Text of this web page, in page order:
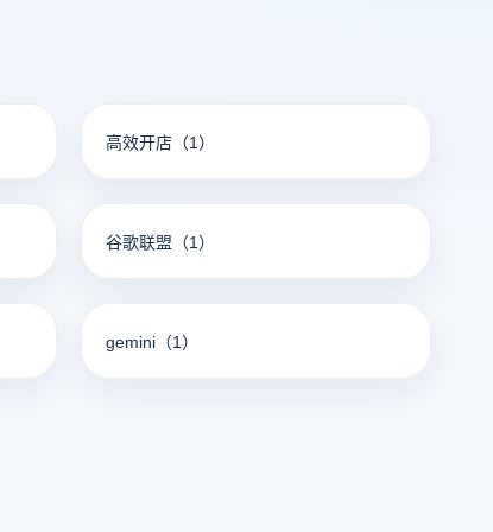
高效开店 （1）
谷歌联盟 （1）
gemini （1）